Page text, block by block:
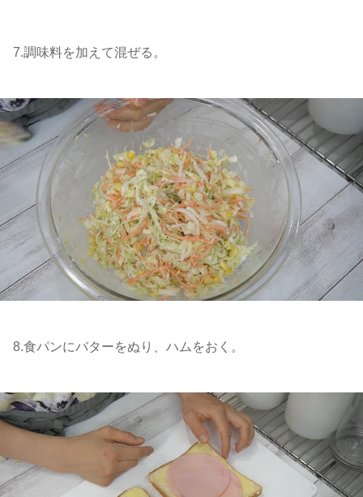
7.調味料を加えて混ぜる。
8.食パンにバターをぬり、ハムをおく。